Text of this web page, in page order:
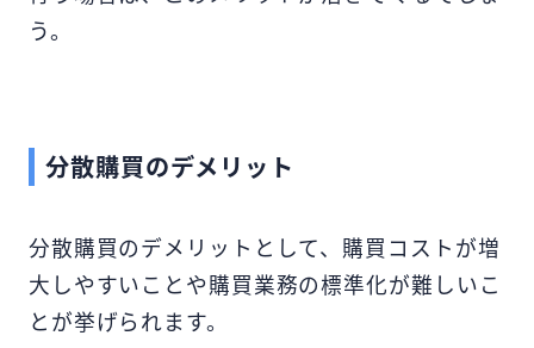
う。
分散購買のデメリット
分散購買のデメリットとして、購買コストが増
大しやすいことや購買業務の標準化が難しいこ
とが挙げられます。